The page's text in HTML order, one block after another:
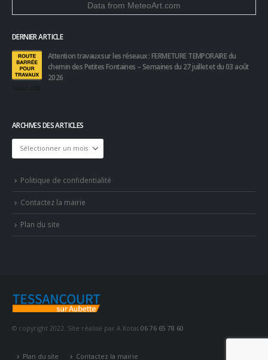
Data from MeteoArt.com
DERNIER ARTICLE
Attention travaux sur les réseaux : FERMETURE TEMPORAIRE du
chemin des Petites Fontaines – Semaines du 27 juillet et du 03 août
2026
ARCHIVES DES ARTICLES
Archives
des
Politique de confidentialité
Contactez la mairie
Plan du site
© copyright 2022. Site réalisé par A.Kotas 06 76 65 78 60
Plan du site Contactez la mairie